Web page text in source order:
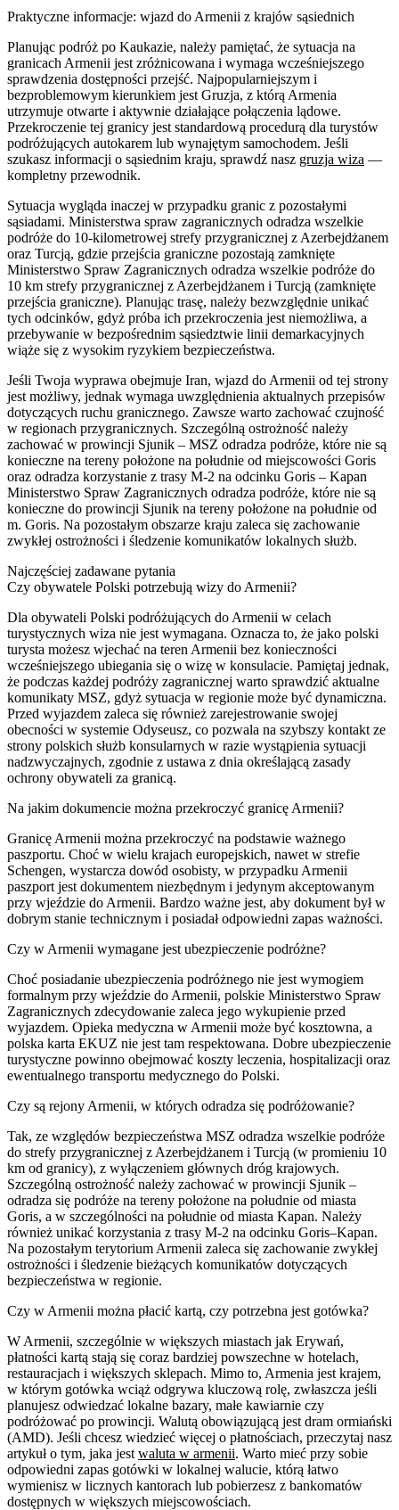
Praktyczne informacje: wjazd do Armenii z krajów sąsiednich
Planując podróż po Kaukazie, należy pamiętać, że sytuacja na
granicach Armenii jest zróżnicowana i wymaga wcześniejszego
sprawdzenia dostępności przejść. Najpopularniejszym i
bezproblemowym kierunkiem jest Gruzja, z którą Armenia
utrzymuje otwarte i aktywnie działające połączenia lądowe.
Przekroczenie tej granicy jest standardową procedurą dla turystów
podróżujących autokarem lub wynajętym samochodem. Jeśli
szukasz informacji o sąsiednim kraju, sprawdź nasz gruzja wiza —
kompletny przewodnik.
Sytuacja wygląda inaczej w przypadku granic z pozostałymi
sąsiadami. Ministerstwa spraw zagranicznych odradza wszelkie
podróże do 10-kilometrowej strefy przygranicznej z Azerbejdżanem
oraz Turcją, gdzie przejścia graniczne pozostają zamknięte
Ministerstwo Spraw Zagranicznych odradza wszelkie podróże do
10 km strefy przygranicznej z Azerbejdżanem i Turcją (zamknięte
przejścia graniczne). Planując trasę, należy bezwzględnie unikać
tych odcinków, gdyż próba ich przekroczenia jest niemożliwa, a
przebywanie w bezpośrednim sąsiedztwie linii demarkacyjnych
wiąże się z wysokim ryzykiem bezpieczeństwa.
Jeśli Twoja wyprawa obejmuje Iran, wjazd do Armenii od tej strony
jest możliwy, jednak wymaga uwzględnienia aktualnych przepisów
dotyczących ruchu granicznego. Zawsze warto zachować czujność
w regionach przygranicznych. Szczególną ostrożność należy
zachować w prowincji Sjunik – MSZ odradza podróże, które nie są
konieczne na tereny położone na południe od miejscowości Goris
oraz odradza korzystanie z trasy M-2 na odcinku Goris – Kapan
Ministerstwo Spraw Zagranicznych odradza podróże, które nie są
konieczne do prowincji Sjunik na tereny położone na południe od
m. Goris. Na pozostałym obszarze kraju zaleca się zachowanie
zwykłej ostrożności i śledzenie komunikatów lokalnych służb.
Najczęściej zadawane pytania
Czy obywatele Polski potrzebują wizy do Armenii?
Dla obywateli Polski podróżujących do Armenii w celach
turystycznych wiza nie jest wymagana. Oznacza to, że jako polski
turysta możesz wjechać na teren Armenii bez konieczności
wcześniejszego ubiegania się o wizę w konsulacie. Pamiętaj jednak,
że podczas każdej podróży zagranicznej warto sprawdzić aktualne
komunikaty MSZ, gdyż sytuacja w regionie może być dynamiczna.
Przed wyjazdem zaleca się również zarejestrowanie swojej
obecności w systemie Odyseusz, co pozwala na szybszy kontakt ze
strony polskich służb konsularnych w razie wystąpienia sytuacji
nadzwyczajnych, zgodnie z ustawa z dnia określającą zasady
ochrony obywateli za granicą.
Na jakim dokumencie można przekroczyć granicę Armenii?
Granicę Armenii można przekroczyć na podstawie ważnego
paszportu. Choć w wielu krajach europejskich, nawet w strefie
Schengen, wystarcza dowód osobisty, w przypadku Armenii
paszport jest dokumentem niezbędnym i jedynym akceptowanym
przy wjeździe do Armenii. Bardzo ważne jest, aby dokument był w
dobrym stanie technicznym i posiadał odpowiedni zapas ważności.
Czy w Armenii wymagane jest ubezpieczenie podróżne?
Choć posiadanie ubezpieczenia podróżnego nie jest wymogiem
formalnym przy wjeździe do Armenii, polskie Ministerstwo Spraw
Zagranicznych zdecydowanie zaleca jego wykupienie przed
wyjazdem. Opieka medyczna w Armenii może być kosztowna, a
polska karta EKUZ nie jest tam respektowana. Dobre ubezpieczenie
turystyczne powinno obejmować koszty leczenia, hospitalizacji oraz
ewentualnego transportu medycznego do Polski.
Czy są rejony Armenii, w których odradza się podróżowanie?
Tak, ze względów bezpieczeństwa MSZ odradza wszelkie podróże
do strefy przygranicznej z Azerbejdżanem i Turcją (w promieniu 10
km od granicy), z wyłączeniem głównych dróg krajowych.
Szczególną ostrożność należy zachować w prowincji Sjunik –
odradza się podróże na tereny położone na południe od miasta
Goris, a w szczególności na południe od miasta Kapan. Należy
również unikać korzystania z trasy M-2 na odcinku Goris–Kapan.
Na pozostałym terytorium Armenii zaleca się zachowanie zwykłej
ostrożności i śledzenie bieżących komunikatów dotyczących
bezpieczeństwa w regionie.
Czy w Armenii można płacić kartą, czy potrzebna jest gotówka?
W Armenii, szczególnie w większych miastach jak Erywań,
płatności kartą stają się coraz bardziej powszechne w hotelach,
restauracjach i większych sklepach. Mimo to, Armenia jest krajem,
w którym gotówka wciąż odgrywa kluczową rolę, zwłaszcza jeśli
planujesz odwiedzać lokalne bazary, małe kawiarnie czy
podróżować po prowincji. Walutą obowiązującą jest dram ormiański
(AMD). Jeśli chcesz wiedzieć więcej o płatnościach, przeczytaj nasz
artykuł o tym, jaka jest waluta w armenii. Warto mieć przy sobie
odpowiedni zapas gotówki w lokalnej walucie, którą łatwo
wymienisz w licznych kantorach lub pobierzesz z bankomatów
dostępnych w większych miejscowościach.